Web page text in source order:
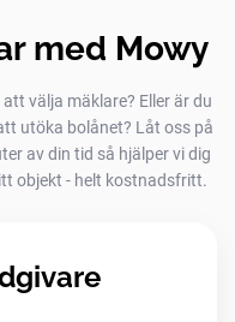
med Mowy
välja mäklare? Eller är du
utöka bolånet? Låt oss på
av din tid så hjälper vi dig
objekt - helt kostnadsfritt.